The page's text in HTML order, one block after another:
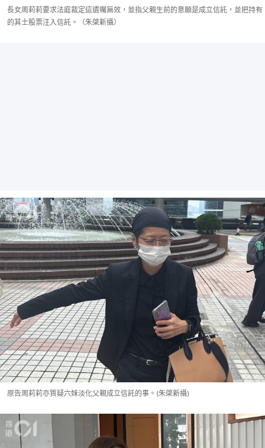
長女周莉莉要求法庭裁定這遺囑無效，並指父親生前的意願是成立信託，並把持有
的其士股票注入信託。（朱棨新攝）
原告周莉莉亦質疑六妹淡化父親成立信託的事。(朱棨新攝)